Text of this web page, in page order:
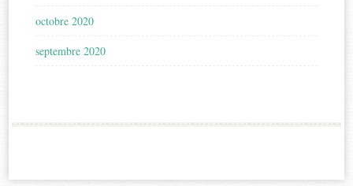
octobre 2020
septembre 2020